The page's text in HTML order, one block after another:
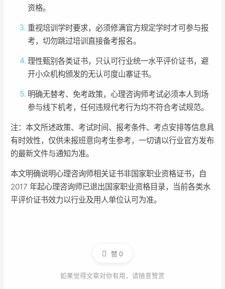
资格。
重视培训学时要求，必须修满官方规定学时才可参与报
考，切勿跳过培训直接备考报名。
理性甄别各类证书，只认可行业统一水平评价证书，避
开小众机构颁发的无认可度山寨证书。
明确无替考、免考政策，心理咨询师考试必须本人到场
参与线下机考，任何违规代考行为均不符合考试规范。
注：本文所述政策、考试时间、报考条件、考点安排等信息具
有时效性，仅供未报班意向考生参考，一切请以行业官方发布
的最新文件与通知为准。
本文明确说明心理咨询师相关证书非国家职业资格证书，自
2017 年起心理咨询师已退出国家职业资格目录，当前各类水
平评价证书效力以行业及用人单位认可为准。
赞0
如果觉得文章对你有用，请随意赞赏